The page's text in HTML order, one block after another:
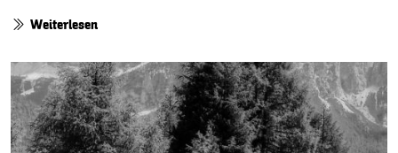
Weiterlesen